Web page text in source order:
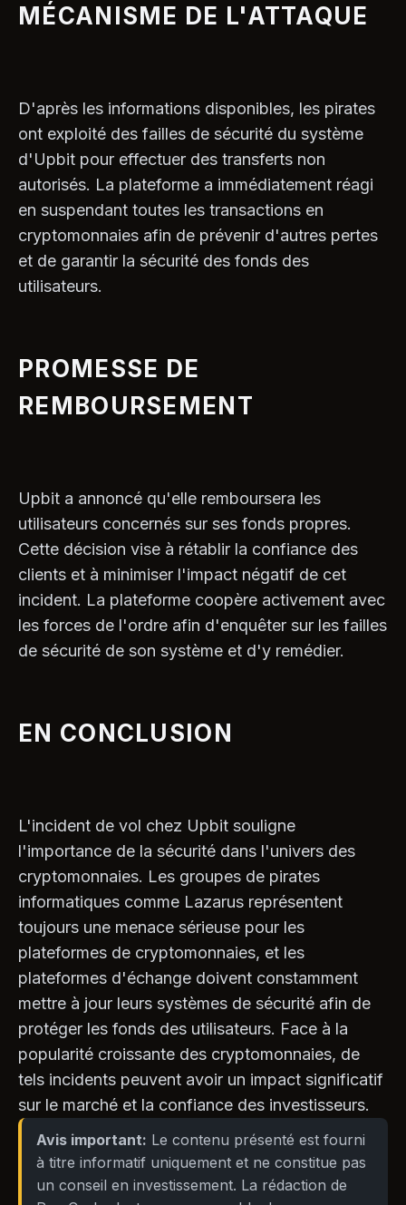
MÉCANISME DE L'ATTAQUE
D'après les informations disponibles, les pirates
ont exploité des failles de sécurité du système
d'Upbit pour effectuer des transferts non
autorisés. La plateforme a immédiatement réagi
en suspendant toutes les transactions en
cryptomonnaies afin de prévenir d'autres pertes
et de garantir la sécurité des fonds des
utilisateurs.
PROMESSE DE
REMBOURSEMENT
Upbit a annoncé qu'elle remboursera les
utilisateurs concernés sur ses fonds propres.
Cette décision vise à rétablir la confiance des
clients et à minimiser l'impact négatif de cet
incident. La plateforme coopère activement avec
les forces de l'ordre afin d'enquêter sur les failles
de sécurité de son système et d'y remédier.
EN CONCLUSION
L'incident de vol chez Upbit souligne
l'importance de la sécurité dans l'univers des
cryptomonnaies. Les groupes de pirates
informatiques comme Lazarus représentent
toujours une menace sérieuse pour les
plateformes de cryptomonnaies, et les
plateformes d'échange doivent constamment
mettre à jour leurs systèmes de sécurité afin de
protéger les fonds des utilisateurs. Face à la
popularité croissante des cryptomonnaies, de
tels incidents peuvent avoir un impact significatif
sur le marché et la confiance des investisseurs.
Avis important: Le contenu présenté est fourni
à titre informatif uniquement et ne constitue pas
un conseil en investissement. La rédaction de